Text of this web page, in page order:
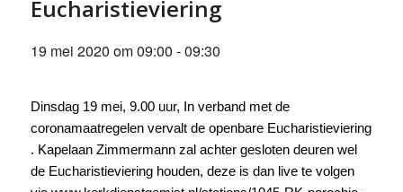
Eucharistieviering
19 mei 2020 om 09:00 -09:30
Dinsdag 19 mei, 9.00 uur, In verband met de
coronamaatregelen vervalt de openbare Eucharistieviering
. Kapelaan Zimmermann zal achter gesloten deuren wel
de Eucharistieviering houden, deze is dan live te volgen